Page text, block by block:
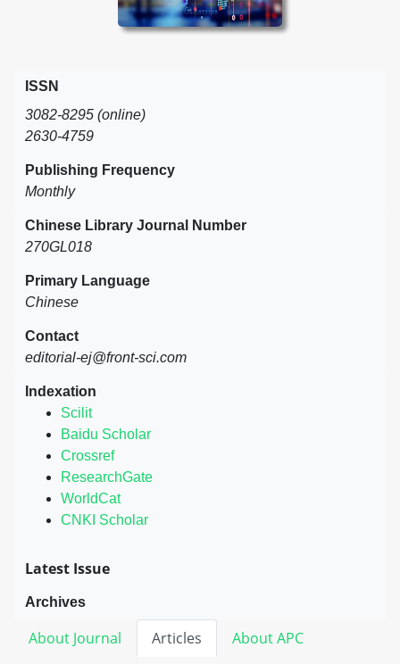
ISSN
3082-8295 (online)
2630-4759
Publishing Frequency
Monthly
Chinese Library Journal Number
270GL018
Primary Language
Chinese
Contact
editorial-ej@front-sci.com
Indexation
Scilit
Baidu Scholar
Crossref
ResearchGate
WorldCat
CNKI Scholar
Latest Issue
Archives
About Journal Articles
About APC